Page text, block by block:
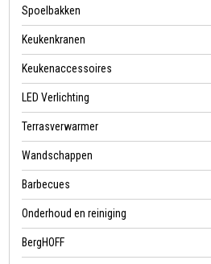
Spoelbakken
Keukenkranen
Keukenaccessoires
LED Verlichting
Terrasverwarmer
Wandschappen
Barbecues
Onderhoud en reiniging
BergHOFF